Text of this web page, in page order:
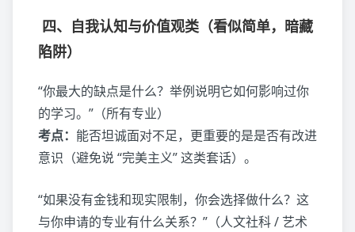
四、自我认知与价值观类（看似简单，暗藏
陷阱）
“你最大的缺点是什么？举例说明它如何影响过你
的学习。”（所有专业）
考点： 能否坦诚面对不足，更重要的是是否有改进
意识（避免说 “完美主义” 这类套话）。
“如果没有金钱和现实限制，你会选择做什么？这
与你申请的专业有什么关系？”（人文社科 / 艺术